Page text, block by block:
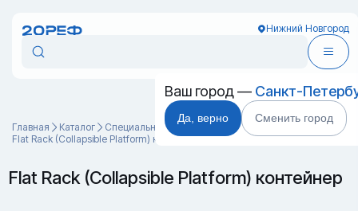
Нижний Новгород
Ваш город — Санкт-
Да, верно Сменить город
Главная Каталог
Специальные контейнеры
Flat Rack (Collapsible Platform) контейнер
Flat Rack (Collapsible Platform) контейнер